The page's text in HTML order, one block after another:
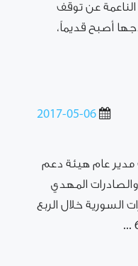
عن توقف
أصبح قديماً،
2017-05-06
مدير عام هيئة دعم
والصادرات المهدي
السورية خلال الربع